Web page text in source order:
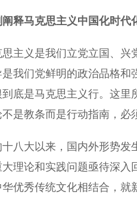
阐释马克思主义中国化时代
义是我们立党立国、兴党
我们党鲜明的政治品格和
底是马克思主义行。这里
是教条而是行动指南，必
大以来，国内外形势发生
大理论和实践问题亟待深
优秀传统文化相结合，就